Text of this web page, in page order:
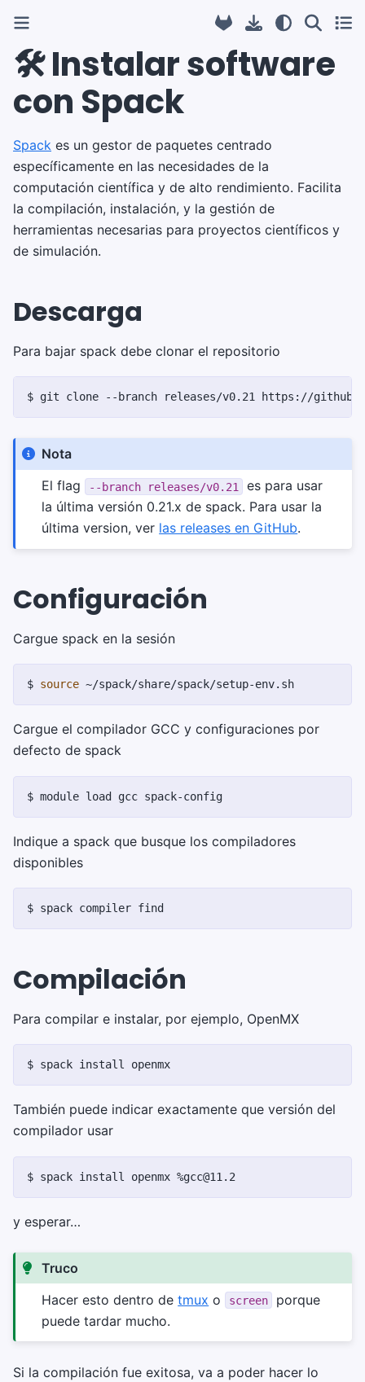
🛠️ Instalar software
con Spack
Spack es un gestor de paquetes centrado
específicamente en las necesidades de la
computación científica y de alto rendimiento. Facilita
la compilación, instalación, y la gestión de
herramientas necesarias para proyectos científicos y
de simulación.
Descarga
Para bajar spack debe clonar el repositorio
$ git clone --branch releases/v0.21 https://
Nota
El flag
--branch releases/v0.21
es para usar
la última versión 0.21.x de spack. Para usar la
última version, ver las releases en GitHub.
Configuración
Cargue spack en la sesión
$ source
Cargue el compilador GCC y configuraciones por
defecto de spack
$ module load gcc
Indique a spack que busque los compiladores
disponibles
$ spack compiler
Compilación
Para compilar e instalar, por ejemplo, OpenMX
$ spack install
También puede indicar exactamente que versión del
compilador usar
$ spack install openmx
y esperar…
Truco
Hacer esto dentro detmux o screen
porque
puede tardar mucho.
Si la compilación fue exitosa, va a poder hacer lo